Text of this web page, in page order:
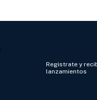
Registrate y
lanzamientos